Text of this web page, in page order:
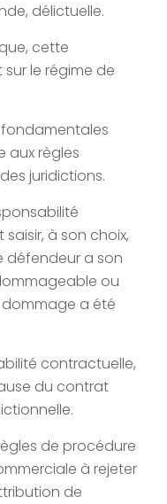
délictuelle.
cette
le régime de
fondamentales
aux règles
juridictions.
à son choix,
défendeur a son
ou
dommage a été
contractuelle,
du contrat
de procédure
à rejeter
de